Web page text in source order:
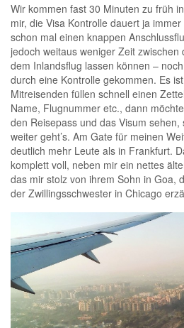
Wir kommen fast 30 Minuten zu früh
mir, die Visa Kontrolle dauert ja
schon mal einen knappen
jedoch weitaus weniger Zeit
dem Inlandsflug lassen können –
durch eine Kontrolle gekommen. Es
Mitreisenden füllen schnell einen
Name, Flugnummer etc., dann
den Reisepass und das Visum
weiter geht’s. Am Gate für meinen
deutlich mehr Leute als in Frankfurt.
komplett voll, neben mir ein nettes
das mir stolz von ihrem Sohn in Goa,
der Zwillingsschwester in Chicago